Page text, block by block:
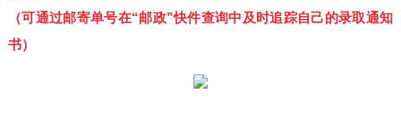
（可通过邮寄单号在“邮政”快件查询中及时追踪自己的录取通知
书）